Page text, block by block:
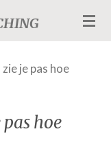
je pas hoe
hoe